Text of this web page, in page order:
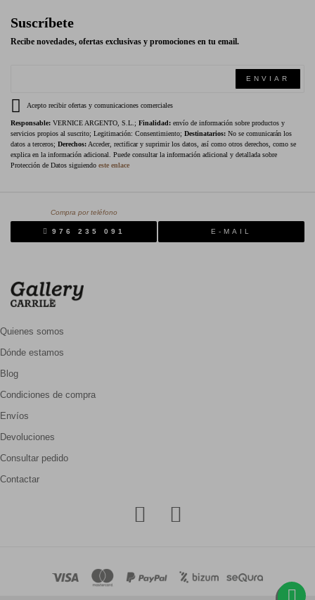
Suscríbete
Recibe novedades, ofertas exclusivas y promociones en tu email.
ENVIAR
Acepto recibir ofertas y comunicaciones comerciales
Responsable: VERNICE ARGENTO, S.L.; Finalidad: envío de información sobre productos y
servicios propios al suscrito; Legitimación: Consentimiento; Destinatarios: No se comunicarán los
datos a terceros; Derechos: Acceder, rectificar y suprimir los datos, así como otros derechos, como se
explica en la información adicional. Puede consultar la información adicional y detallada sobre
Protección de Datos siguiendo este enlace
Compra por teléfono
976 235 091 E-MAIL
Quienes somos
Dónde estamos
Blog
Condiciones de compra
Envíos
Devoluciones
Consultar pedido
Contactar